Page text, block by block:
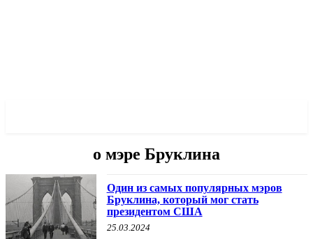
о мэре Бруклина
Один из самых популярных мэров
Бруклина, который мог стать
президентом США
25.03.2024